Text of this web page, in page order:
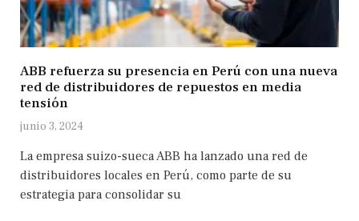
ABB refuerza su presencia en Perú con una nueva
red de distribuidores de repuestos en media
tensión
junio 3, 2024
La empresa suizo-sueca ABB ha lanzado una red de
distribuidores locales en Perú, como parte de su
estrategia para consolidar su